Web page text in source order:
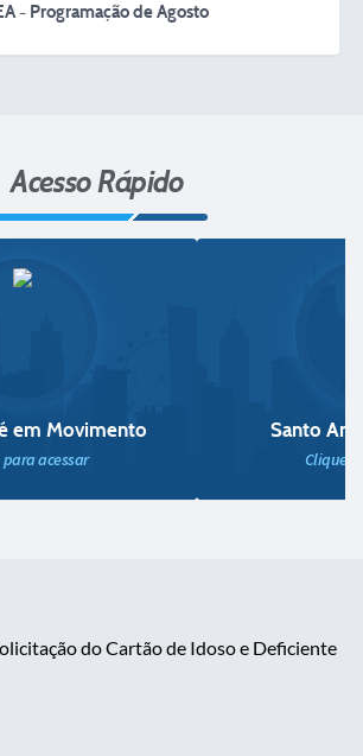
- Programação de Agosto
Acesso Rápido
em Movimento
acessar
Santo
Clique